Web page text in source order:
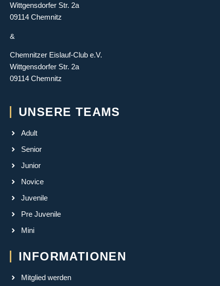
Wittgensdorfer Str. 2a
09114 Chemnitz
&
Chemnitzer Eislauf-Club e.V.
Wittgensdorfer Str. 2a
09114 Chemnitz
UNSERE TEAMS
Adult
Senior
Junior
Novice
Juvenile
Pre Juvenile
Mini
INFORMATIONEN
Mitglied werden